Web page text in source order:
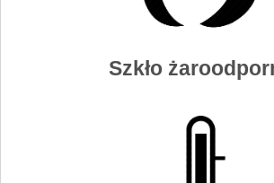
Szkło